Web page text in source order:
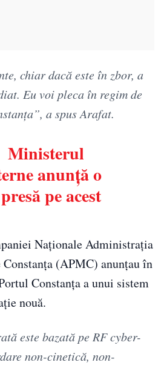
chiar dacă este în zbor, a
Eu voi pleca în regim de
a spus Arafat.
Ministerul
anunţă o
pe acest
Naţionale Administraţia
(APMC) anunţau în
Constanţa a unui sistem
nouă.
este bazată pe RF cyber-
non-cinetică, non-